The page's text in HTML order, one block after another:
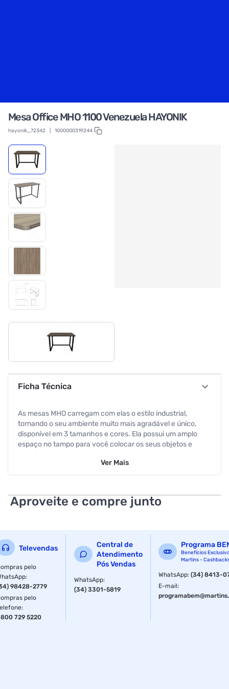
Mesa Office MHO 1100 Venezuela HAYONIK
hayonik_72342 1000000319244
Ficha Técnica
As mesas MHO carregam com elas o estilo industrial,
tornando o seu ambiente muito mais agradável e único,
disponível em 3 tamanhos e cores. Ela possui um amplo
espaço no tampo para você colocar os seus objetos e
nossas cores podem sofrer alterações dependendo do seu
Ver Mais
Aproveite e compre junto
Televendas
pelo
:
98428-2779
pelo
:
729 5220
Central de
Atendimento
Pós Vendas
WhatsApp:
(34) 3301-5819
Programa
Benefícios
Martins -
WhatsApp:(34) 8413-
E-mail: